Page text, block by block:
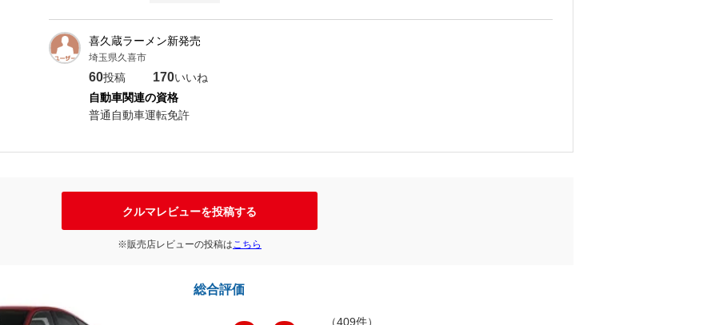
喜久蔵ラーメン新発売
埼玉県久喜市
60投稿 170いいね
自動車関連の資格
普通自動車運転免許
クルマレビューを投稿する
※販売店レビューの投稿はこちら
総合評価
（409件）